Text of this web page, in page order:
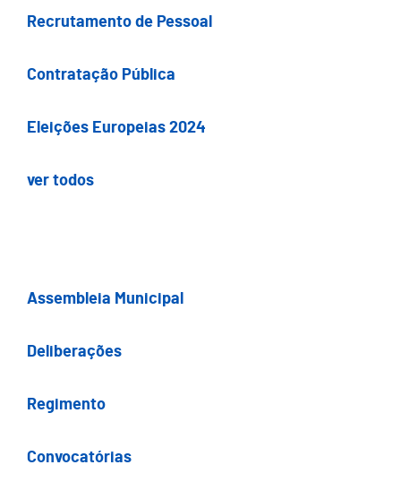
Recrutamento de Pessoal
Contratação Pública
Eleições Europeias 2024
ver todos
Assembleia Municipal
Deliberações
Regimento
Convocatórias